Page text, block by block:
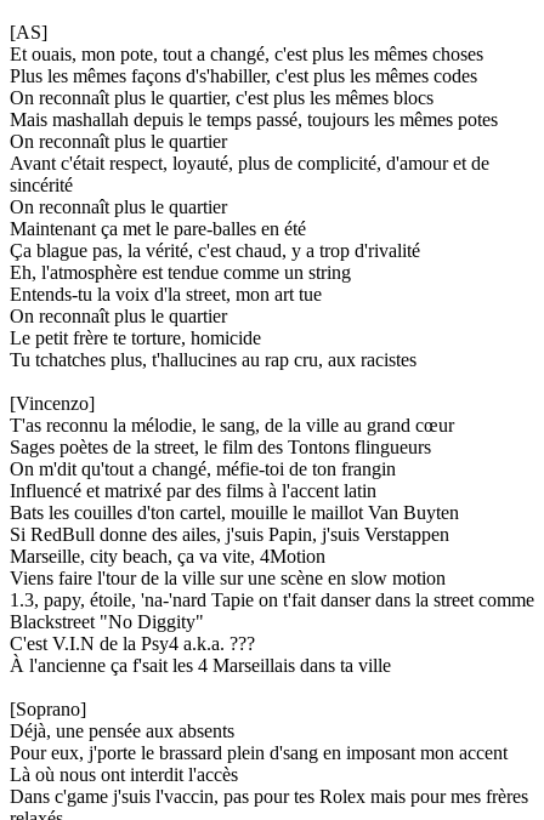
[AS]
Et ouais, mon pote, tout a changé, c'est plus les mêmes choses
Plus les mêmes façons d's'habiller, c'est plus les mêmes codes
On reconnaît plus le quartier, c'est plus les mêmes blocs
Mais mashallah depuis le temps passé, toujours les mêmes potes
On reconnaît plus le quartier
Avant c'était respect, loyauté, plus de complicité, d'amour et de
sincérité
On reconnaît plus le quartier
Maintenant ça met le pare-balles en été
Ça blague pas, la vérité, c'est chaud, y a trop d'rivalité
Eh, l'atmosphère est tendue comme un string
Entends-tu la voix d'la street, mon art tue
On reconnaît plus le quartier
Le petit frère te torture, homicide
Tu tchatches plus, t'hallucines au rap cru, aux racistes
[Vincenzo]
T'as reconnu la mélodie, le sang, de la ville au grand cœur
Sages poètes de la street, le film des Tontons flingueurs
On m'dit qu'tout a changé, méfie-toi de ton frangin
Influencé et matrixé par des films à l'accent latin
Bats les couilles d'ton cartel, mouille le maillot Van Buyten
Si RedBull donne des ailes, j'suis Papin, j'suis Verstappen
Marseille, city beach, ça va vite, 4Motion
Viens faire l'tour de la ville sur une scène en slow motion
1.3, papy, étoile, 'na-'nard Tapie on t'fait danser dans la street comme
Blackstreet "No Diggity"
C'est V.I.N de la Psy4 a.k.a. ???
À l'ancienne ça f'sait les 4 Marseillais dans ta ville
[Soprano]
Déjà, une pensée aux absents
Pour eux, j'porte le brassard plein d'sang en imposant mon accent
Là où nous ont interdit l'accès
Dans c'game j'suis l'vaccin, pas pour tes Rolex mais pour mes frères